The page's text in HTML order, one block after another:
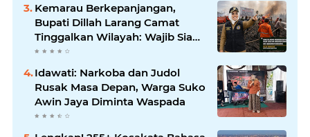
Kemarau Berkepanjangan,
Bupati Dillah Larang Camat
Tinggalkan Wilayah: Wajib Siaga
Hadapi Karhutla dan Kebakaran
Permukiman
Idawati: Narkoba dan Judol
Rusak Masa Depan, Warga Suko
Awin Jaya Diminta Waspada